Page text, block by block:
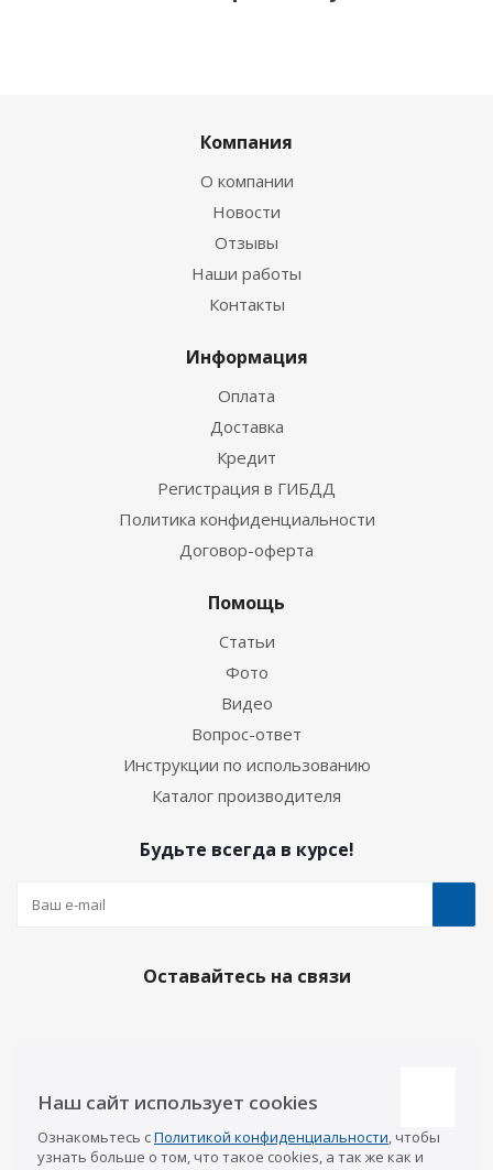
Компания
О компании
Новости
Отзывы
Наши работы
Контакты
Информация
Оплата
Доставка
Кредит
Регистрация в ГИБДД
Политика конфиденциальности
Договор-оферта
Помощь
Статьи
Фото
Видео
Вопрос-ответ
Инструкции по использованию
Каталог производителя
Будьте всегда в курсе!
Оставайтесь на связи
Казань
8 (843) 207-03-08
info@a-pricep.ru
Наш сайт использует cookies
Ознакомьтесь сПолитикой конфиденциальности, чтобы
узнать больше о том, что такое cookies, а так же как и